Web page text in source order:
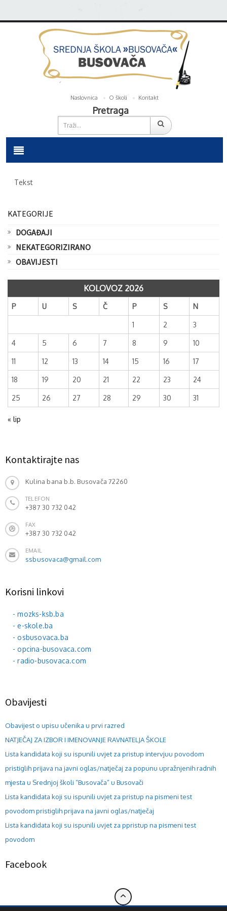
Naslovnica O školi Kontakt
Pretraga
Tekst
KATEGORIJE
DOGAĐAJI
NEKATEGORIZIRANO
OBAVIJESTI
KOLOVOZ 2026
P U S Č P S N
1 2 3
4 5 6 7 8 9 10
11 12 13 14 15 16 17
18 19 20 21 22 23 24
25 26 27 28 29 30 31
« lip
Kontaktirajte nas
Kulina bana b.b. Busovača 72260
TELEFON
+387 30 732 042
FAX
+387 30 732 042
EMAIL
ssbusovaca@gmail.com
Korisni linkovi
- mozks-ksb.ba
- e-skole.ba
- osbusovaca.ba
- opcina-busovaca.com
- radio-busovaca.com
Obavijesti
Obavijest o upisu učenika u prvi razred
NATJEČAJ ZA IZBOR I IMENOVANJE RAVNATELJA ŠKOLE
Lista kandidata koji su ispunili uvjet za pristup intervjuu povodom
pristiglih prijava na javni oglas/natječaj za popunu upražnjenih radnih
mjesta u Srednjoj školi “Busovača” u Busovači
Lista kandidata koji su ispunili uvjet za pristup na pismeni test
povodom pristiglih prijava na javni oglas/natječaj
Lista kandidata koji su ispunili uvjet za ppristup na pismeni test
povodom
Facebook